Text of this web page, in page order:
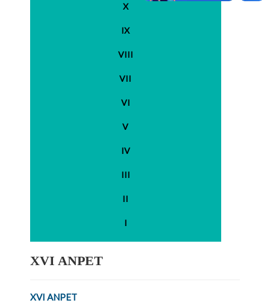
X
IX
VIII
VII
VI
V
IV
III
II
I
XVI ANPET
XVI ANPET